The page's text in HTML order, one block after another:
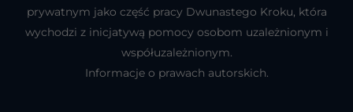
prywatnym jako część pracy Dwunastego Kroku, która
wychodzi z inicjatywą pomocy osobom uzależnionym i
współuzależnionym.
Informacje o prawach autorskich.